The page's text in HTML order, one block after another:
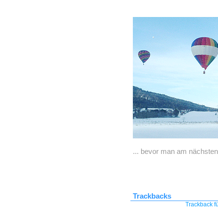
... bevor man am
Trackbacks
Trackback